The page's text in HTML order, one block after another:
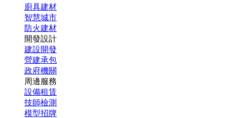
廚具建材
智慧城市
防火建材
開發設計
建設開發
營建承包
政府機關
周邊服務
設備租賃
技師檢測
模型招牌